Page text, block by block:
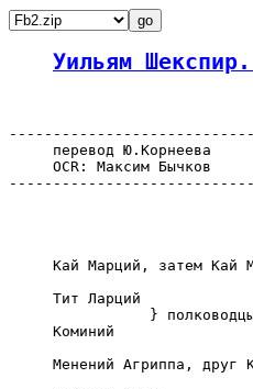
Уильям
     перевод Ю.Корнеева
     OCR: Максим Бычков
Кай Марций, затем Кай
     Тит Ларций
}
     Коминий
Менений Агриппа, друг